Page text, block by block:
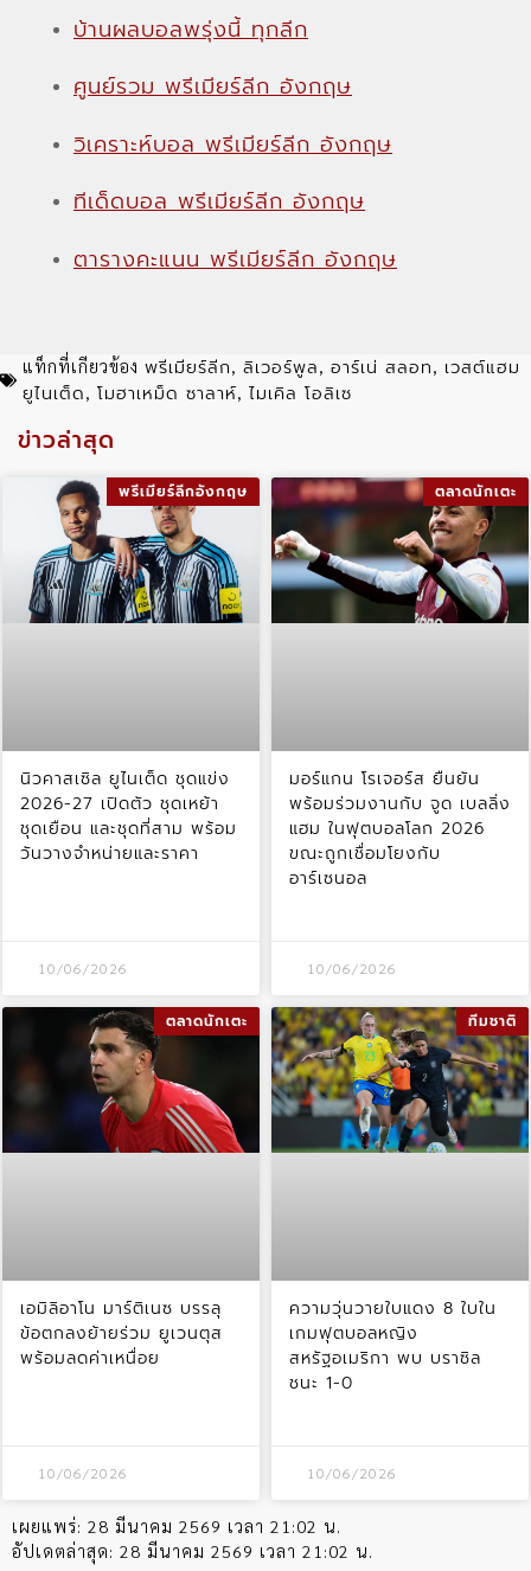
บ้านผลบอลพรุ่งนี้ ทุกลีก
ศูนย์รวม พรีเมียร์ลีก อังกฤษ
วิเคราะห์บอล พรีเมียร์ลีก อังกฤษ
ทีเด็ดบอล พรีเมียร์ลีก อังกฤษ
ตารางคะแนน พรีเมียร์ลีก อังกฤษ
แท็กที่เกียวข้อง พรีเมียร์ลีก, ลิเวอร์พูล, อาร์เน่ สลอท, เวสต์แฮม
ยูไนเต็ด, โมฮาเหม็ด ซาลาห์, ไมเคิล โอลิเซ
ข่าวล่าสุด
พรีเมียร์ลีกอังกฤษ
นิวคาสเซิล ยูไนเต็ด ชุดแข่ง
2026-27 เปิดตัว ชุดเหย้า
ชุดเยือน และชุดที่สาม พร้อม
วันวางจำหน่ายและราคา
10/06/2026
ตลาดนักเตะ
มอร์แกน โรเจอร์ส ยืนยัน
พร้อมร่วมงานกับ จูด เบลลิ่ง
แฮม ในฟุตบอลโลก 2026
ขณะถูกเชื่อมโยงกับ
อาร์เซนอล
10/06/2026
ตลาดนักเตะ
เอมิลิอาโน มาร์ติเนซ บรรลุ
ข้อตกลงย้ายร่วม ยูเวนตุส
พร้อมลดค่าเหนื่อย
10/06/2026
ทีมชาติ
ความวุ่นวายใบแดง 8 ใบใน
เกมฟุตบอลหญิง
สหรัฐอเมริกา พบ บราซิล
ชนะ 1-0
10/06/2026
เผยแพร่: 28 มีนาคม 2569 เวลา 21:02 น.
อัปเดตล่าสุด: 28 มีนาคม 2569 เวลา 21:02 น.